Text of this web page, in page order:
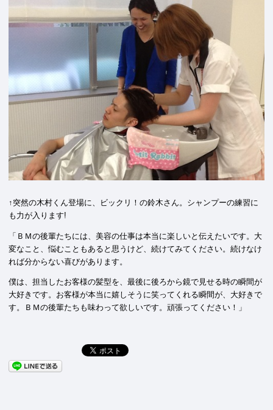
↑突然の木村くん登場に、ビックリ！の鈴木さん。シャンプーの練習に
も力が入ります!
「ＢＭの後輩たちには、美容の仕事は本当に楽しいと伝えたいです。大
変なこと、悩むこともあると思うけど、続けてみてください。続けなけ
れば分からない喜びがあります。
僕は、担当したお客様の髪型を、最後に後ろから鏡で見せる時の瞬間が
大好きです。お客様が本当に嬉しそうに笑ってくれる瞬間が、大好きで
す。ＢＭの後輩たちも味わって欲しいです。頑張ってください！」